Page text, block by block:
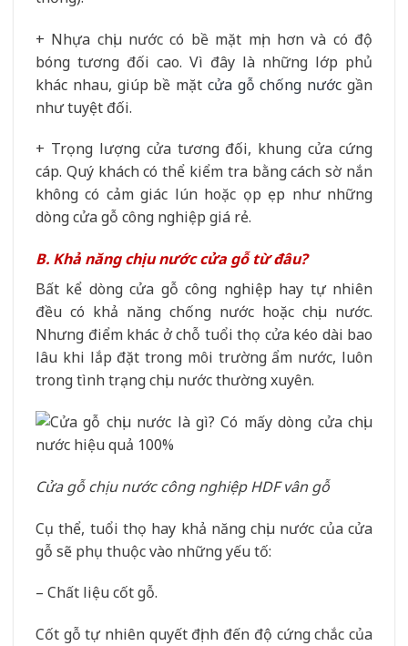
+ Nhựa chịu nước có bề mặt mịn hơn và có độ
bóng tương đối cao. Vì đây là những lớp phủ
khác nhau, giúp bề mặt cửa gỗ chống nước gần
như tuyệt đối.
+ Trọng lượng cửa tương đối, khung cửa cứng
cáp. Quý khách có thể kiểm tra bằng cách sờ nắn
không có cảm giác lún hoặc ọp ẹp như những
dòng cửa gỗ công nghiệp giá rẻ.
B. Khả năng chịu nước cửa gỗ từ đâu?
Bất kể dòng cửa gỗ công nghiệp hay tự nhiên
đều có khả năng chống nước hoặc chịu nước.
Nhưng điểm khác ở chỗ tuổi thọ cửa kéo dài bao
lâu khi lắp đặt trong môi trường ẩm nước, luôn
trong tình trạng chịu nước thường xuyên.
Cửa gỗ chịu nước công nghiệp HDF vân gỗ
Cụ thể, tuổi thọ hay khả năng chịu nước của cửa
gỗ sẽ phụ thuộc vào những yếu tố:
– Chất liệu cốt gỗ.
Cốt gỗ tự nhiên quyết định đến độ cứng chắc của